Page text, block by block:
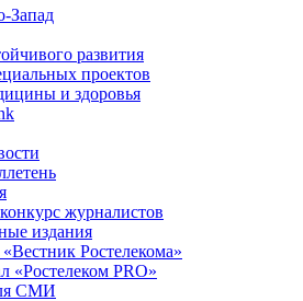
Запад
развития
проектов
и здоровья
журналистов
издания
«Вестник Ростелекома»
«Ростелеком PRO»
СМИ